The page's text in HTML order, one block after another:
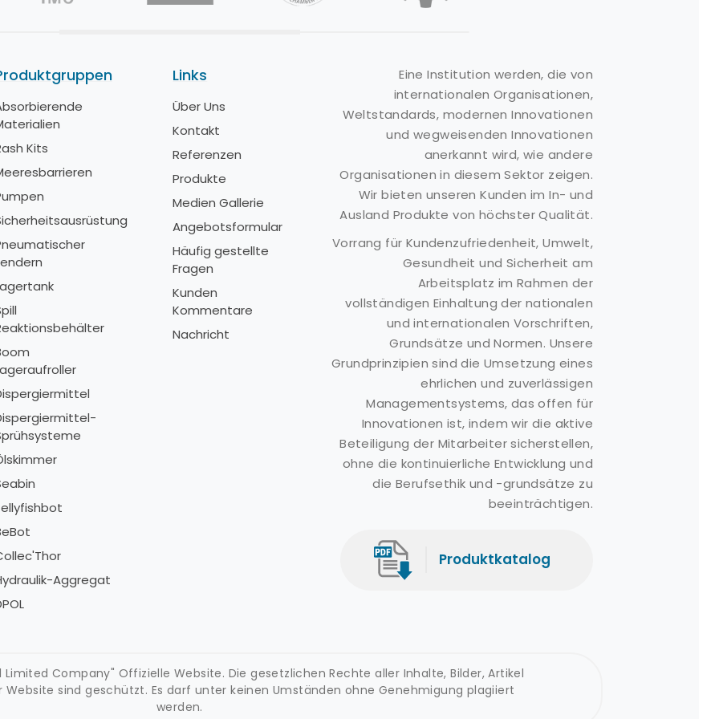
Kits
Aggregat
Links
Über Uns
Kontakt
Referenzen
Produkte
Medien Gallerie
Angebotsformular
Häufig gestellte
Fragen
Kunden
Kommentare
Nachricht
Produktgruppen
Absorbierende
Materialien
Meeresbarrieren
Pumpen
Sicherheitsausrüstung
Pneumatischer
Spill
Reaktionsbehälter
Lageraufroller
Dispergiermittel
Dispergiermittel-
Sprühsysteme
Ölskimmer
Seabin
Collec'Thor
Hydraulik-Aggregat
Links
Über Uns
Kontakt
Referenzen
Produkte
Medien Gallerie
Angebotsformular
Häufig gestellte
Fragen
Kunden
Kommentare
Eine Institution werden, die von
internationalen Organisationen,
Weltstandards, modernen Innovationen
und wegweisenden Innovationen
anerkannt wird, wie andere
Organisationen in diesem Sektor zeigen.
Wir bieten unseren Kunden im In- und
Ausland Produkte von höchster Qualität.
Vorrang für Kundenzufriedenheit, Umwelt,
Gesundheit und Sicherheit am
Arbeitsplatz im Rahmen der
vollständigen Einhaltung der nationalen
und internationalen Vorschriften,
Grundsätze und Normen. Unsere
Grundprinzipien sind die Umsetzung eines
ehrlichen und zuverlässigen
Managementsystems, das offen für
Innovationen ist, indem wir die aktive
Beteiligung der Mitarbeiter sicherstellen,
ohne die kontinuierliche Entwicklung und
die Berufsethik und -grundsätze zu
beeinträchtigen.
Produktkatalog
Limited Company" Offizielle Website. Die gesetzlichen Rechte aller Inhalte, Bilder, Artikel
sind geschützt. Es darf unter keinen Umständen ohne Genehmigung plagiiert
werden.